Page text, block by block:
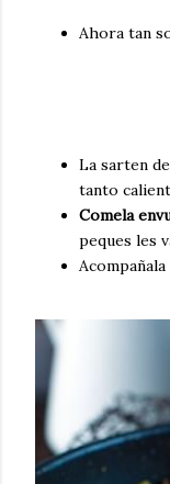
Ahora tan
La sarten
tanto
Comela
peques les